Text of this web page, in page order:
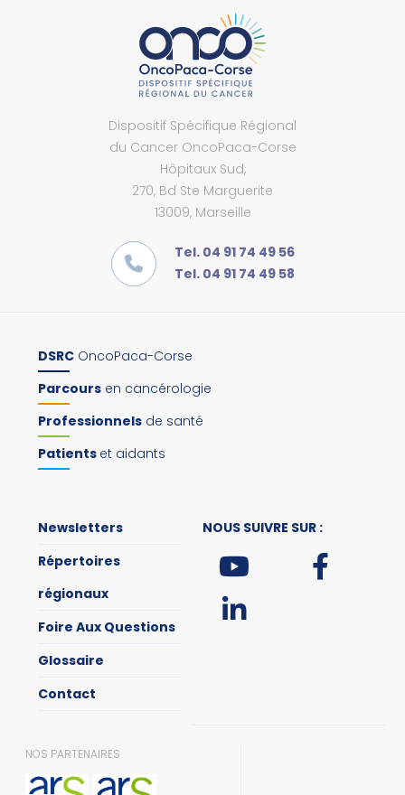
Dispositif Spécifique Régional
du Cancer OncoPaca-Corse
Hôpitaux Sud,
270, Bd Ste Marguerite
13009, Marseille
Tel. 04 91 74 49 56
Tel. 04 91 74 49 58
DSRC OncoPaca-Corse
Parcours en cancérologie
Professionnels de santé
Patients et aidants
Newsletters
Répertoires
régionaux
Foire Aux Questions
Glossaire
Contact
NOUS SUIVRE SUR :
NOS PARTENAIRES